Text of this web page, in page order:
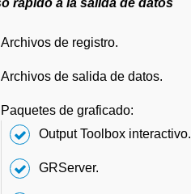
rápido a la salida de datos
Archivos de registro.
Archivos de salida de datos.
Paquetes de graficado:
Output Toolbox interactivo.
GRServer.